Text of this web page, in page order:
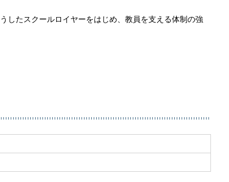
したスクールロイヤーをはじめ、教員を支える体制の強